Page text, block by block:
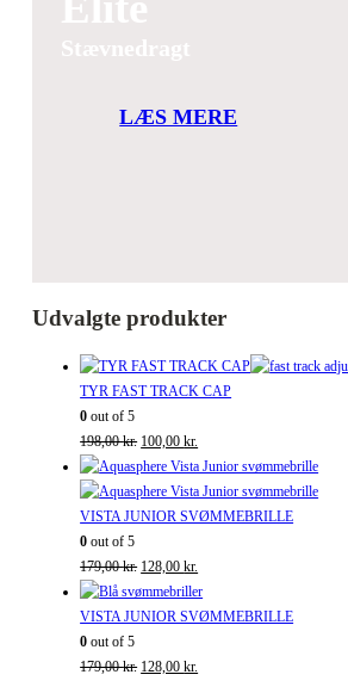
LÆS MERE
Udvalgte produkter
TYR FAST TRACK CAP
0 out of 5
198,00kr. Den
oprindelige
pris
var:
100,00kr.
aktuelle
pris
er:
VISTA JUNIOR SVØMMEBRILLE
0 out of 5
179,00kr. Den
oprindelige
pris
179,00 kr..
128,00kr.
aktuelle
pris
VISTA JUNIOR SVØMMEBRILLE
0 out of 5
179,00kr. Den
128,00kr.